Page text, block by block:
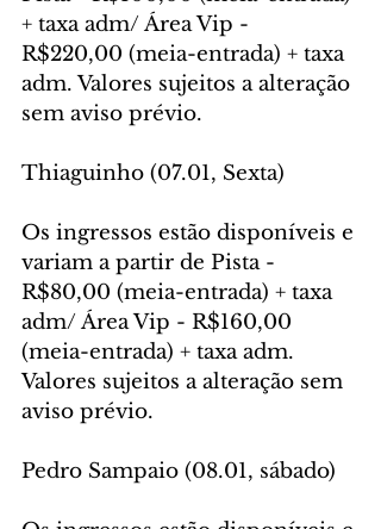
+ taxa adm/ Área Vip -
R$220,00 (meia-entrada) + taxa
adm. Valores sujeitos a alteração
sem aviso prévio.
Thiaguinho (07.01, Sexta)
Os ingressos estão disponíveis e
variam a partir de Pista -
R$80,00 (meia-entrada) + taxa
adm/ Área Vip - R$160,00
(meia-entrada) + taxa adm.
Valores sujeitos a alteração sem
aviso prévio.
Pedro Sampaio (08.01, sábado)